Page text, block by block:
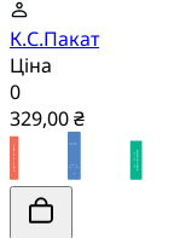
К.С.Пакат
Ціна
0
329,00 ₴